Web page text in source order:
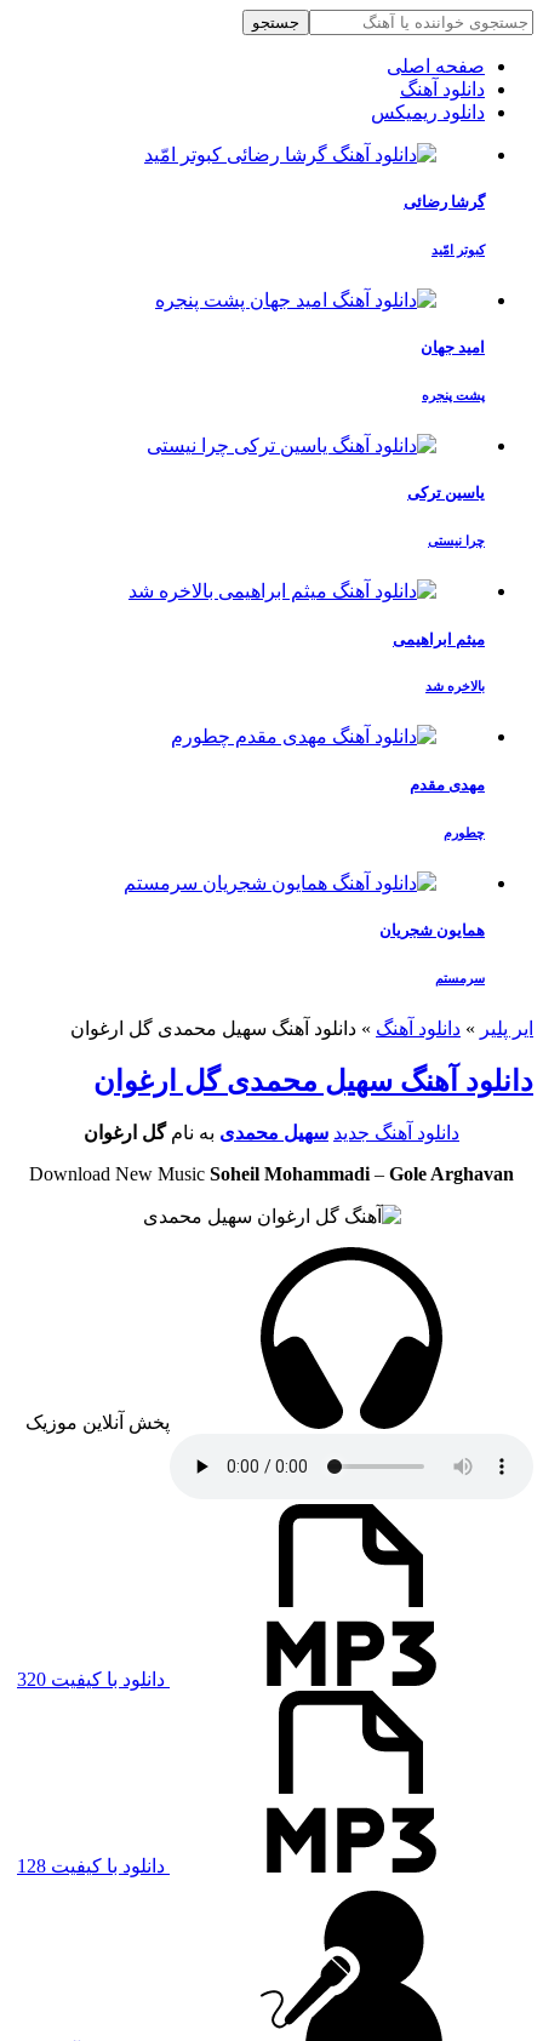
جستجو
صفحه اصلی
دانلود آهنگ
دانلود ریمیکس
گرشا رضائی
کبوتر امّید
امید جهان
پشت پنجره
یاسین ترکی
چرا نیستی
میثم ابراهیمی
بالاخره شد
مهدی مقدم
چطورم
همایون شجریان
سرمستم
ایر پلیر » دانلود آهنگ » دانلود آهنگ سهیل محمدی گل ارغوان
دانلود آهنگ سهیل محمدی گل ارغوان
دانلود آهنگ جدید سهیل محمدی به نام گل ارغوان
Download New Music Soheil Mohammadi– Gole Arghavan
پخش آنلاین موزیک
دانلود با کیفیت 320
دانلود با کیفیت 128